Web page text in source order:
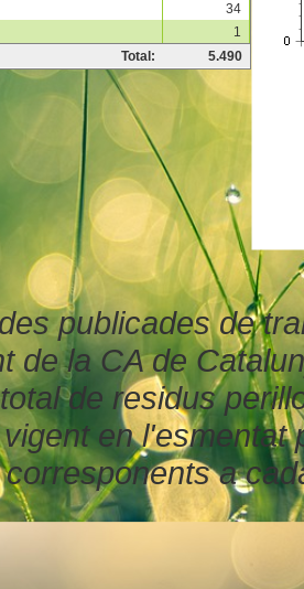
Total: 5.490
34
1
publicades de
de la CA de
de residus
en
a